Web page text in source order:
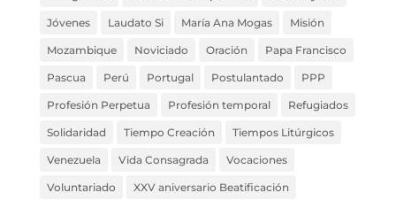
Jóvenes Laudato Si María Ana Mogas Misión
Mozambique Noviciado Oración Papa Francisco
Pascua Perú Portugal Postulantado PPP
Profesión Perpetua Profesión temporal Refugiados
Solidaridad Tiempo Creación Tiempos Litúrgicos
Venezuela Vida Consagrada Vocaciones
Voluntariado XXV aniversario Beatificación